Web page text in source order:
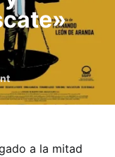
a la mitad